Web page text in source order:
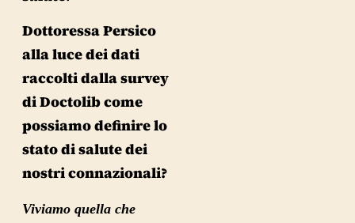
Dottoressa Persico
alla luce dei dati
raccolti dalla survey
di Doctolib come
possiamo definire lo
stato di salute dei
nostri connazionali?
Viviamo quella che